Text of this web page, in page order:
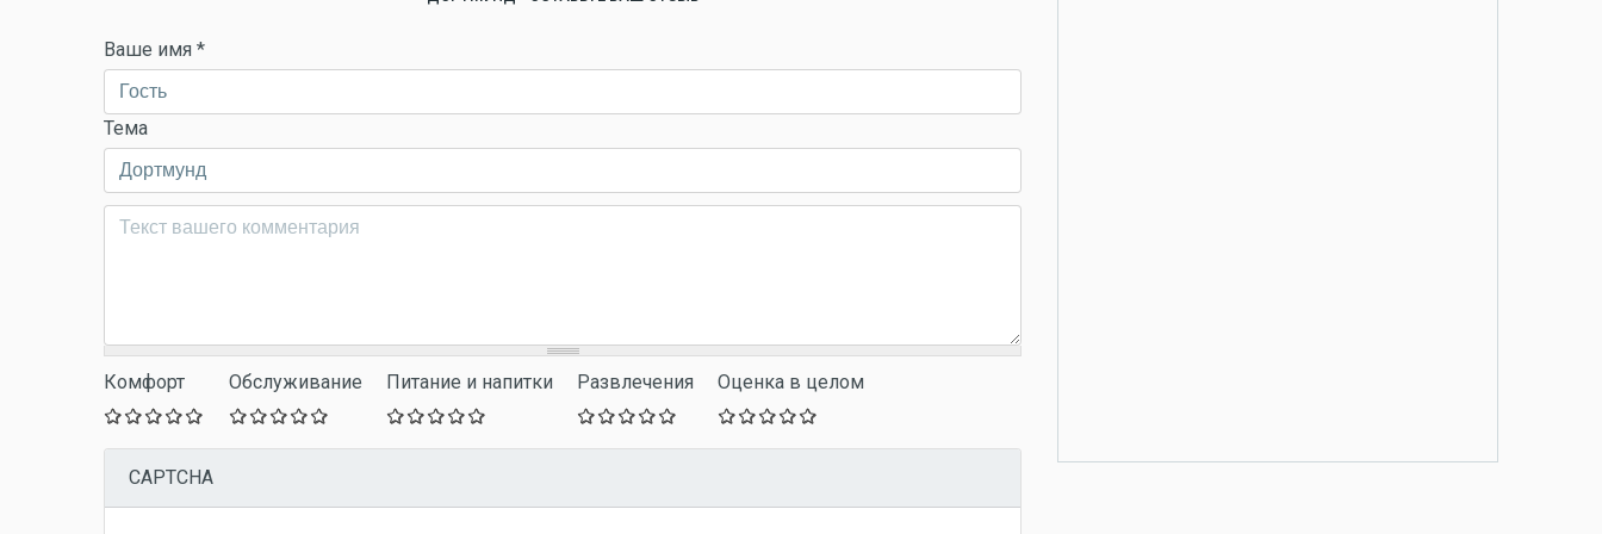
Ваше имя *
Тема
Комментарий*
Комфорт Обслуживание Питание и напитки Развлечения Оценка в целом
CAPTCHA